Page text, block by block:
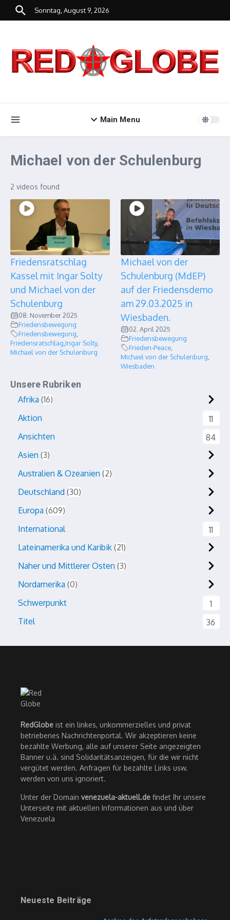
Zum Inhalt springen
Sonntag, August 9, 2026
Main Menu
Michael von der Schulenburg
2 videos found
Friedensratschlag
Kassel mit Ingar Solty
und Michael von der
Schulenburg
08. November 2025
Friedensbewegung
Friedensbewegung
Friedensratschlag Ingar Solty,
Michael von der Schulenburg
Michael von der
Schulenburg (MdEP)
auf der Friedensdemo
am 29.03.2025 in
Wiesbaden.
02. April 2025
Friedensbewegung
Frieden-Peace,
Michael von der Schulenburg
Wiesbaden
Unsere Rubriken
Afrika 16
Aktion
11
Ansichten
84
Asien 3
Australien & Ozeanien 2
Deutschland 30
Europa 609
International
11
Lateinamerika und Karibik 21
Naher und Mittlerer Osten 3
Nordamerika 0
Schwerpunkt
1
Titel
36
RedGlobe ist ein linkes, unkommerzielles und privat
betriebenes Nachrichtenportal. Wir akzeptieren keine
bezahlte Werbung, alle auf unserer Seite angezeigten
Banner u.ä. sind Solidaritätsanzeigen, für die wir nicht
vergütet werden. Anfragen für bezahlte Links usw.
werden von uns ignoriert.
Unter der Domain venezuela-aktuell.de findet Ihr unsere
Unterseite mit aktuellen Informationen aus und über
Venezuela
Neueste Beiträge